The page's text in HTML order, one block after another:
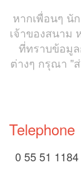
หากเพื่อนๆ นั
เจ้าของสนาม
ที่ทราบข้อมู
ต่างๆ กรุณา "
Telephone
0 55 51 1184